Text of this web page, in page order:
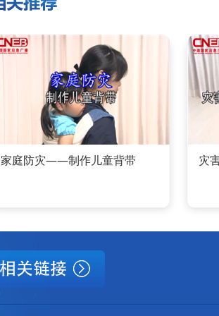
家庭防灾——制作儿童背带 灾